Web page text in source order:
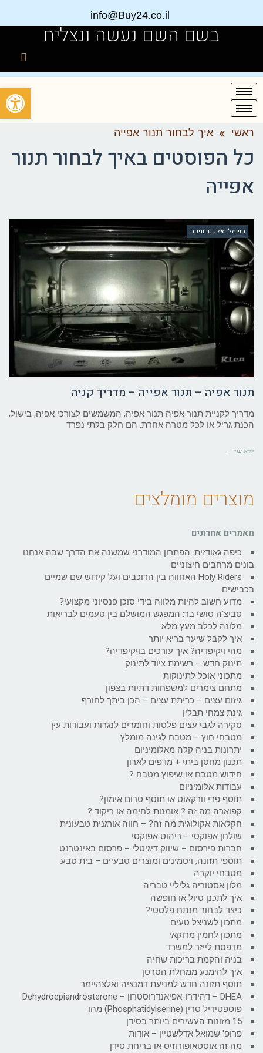
info@Buy24.co.il
בשם השם נעשה ונצליח
ראשי » איך לבחור תנור אפייה
כל הפוסטים באיך לבחור תנור
אפייה
חשמל ואלקטרוניקה
תנור אפיה – תנור אפייה – מדריך קניה
מדריך לקניית תנור אפיה תנור אפיה, המשמשים לצורכי אפיה, בישול,
הכנת גריל או לכל מטרה אחרת, הם חלק בלתי נפרד
קרא עוד ←
מוצרים מומלצים
מאמרים אחרונים
כיפה גאודזית: הפתרון המודרני שמשנה את הדרך שבה אנחנו
בונים מרחבים חיצוניים
Holy Riders האחווה בין הרוכבים ועל קידוש שם שמיים
בכבישים.
מדוע חשוב להיות מלווה בידי סוכן פנסיוני מקצועי?
סביצ'ה סושי בר: המפגש המושלם בין טעמים לבריאות
מלונה לכלב מעץ מלא
איך לקבל שיער בריא יותר
מהי ויקיפדיה? איך עורכים בויקיפדיה?
תינוק חדש – רשימת ציוד לתינוק
מתכוני אוכל לתינוקות
מתחם צימרים למשפחות דתיות בצפון
גיזום עצים – כריתת עצים – הכן ביתך לחורף
גינת צמחי תבלין
סקירה לגבי עצים פלטות וחומרים לנגרות ועבודות עץ
מטבחי חוץ – מטבח לגינה מומלץ
יתרונות בניה קלה מאלומיניום
תכנון מחסן ביתי + מדפים לארון
חידוש מטבח או שיפוץ מטבח ?
עבודות אלומיניום
תוסף פרי וורקאוט או תוסף טרום אימון?
קפוארה מה זה ? אומנות לחימה או ריקוד ?
חקלאות אקולוגית מה זה? – חווה אורגנית טבעונית
שולחן אפוקסי – ריהוט אפוקסי
חברות פירסום – שיווק דיגיטלי – פרסום באינטרנט
תוספי תזונה, ויטמינים ומוצרים טבעיים – בית טבע
מטבחי יוקרה
מלון אסטוריה גליליי טבריה
איך לתכנן טיול או חופשה
כיצד לבחור מנתח פלסטי?
מתכון לשניצל טעים
מתכון לחמין מרוקאי
מדפסת לייזר למשרד
בניה והקמת בריכות שחיה
איך להימנע ממחלת הסרטן
תוסף תזונה חדש למניעת דמנציה ואלצהיימר
DHEA – דהידרו-אפיאנדרוסטרון – Dehydroepiandrosterone
פוספטידיל סרין (Phosphatidylserine) מהו
15 מזונות העשירים ביותר בסידן
פרופ' שמואל אדלשטיין – אודות
מה זה אוסטאופורוזיס או בריחת סידן